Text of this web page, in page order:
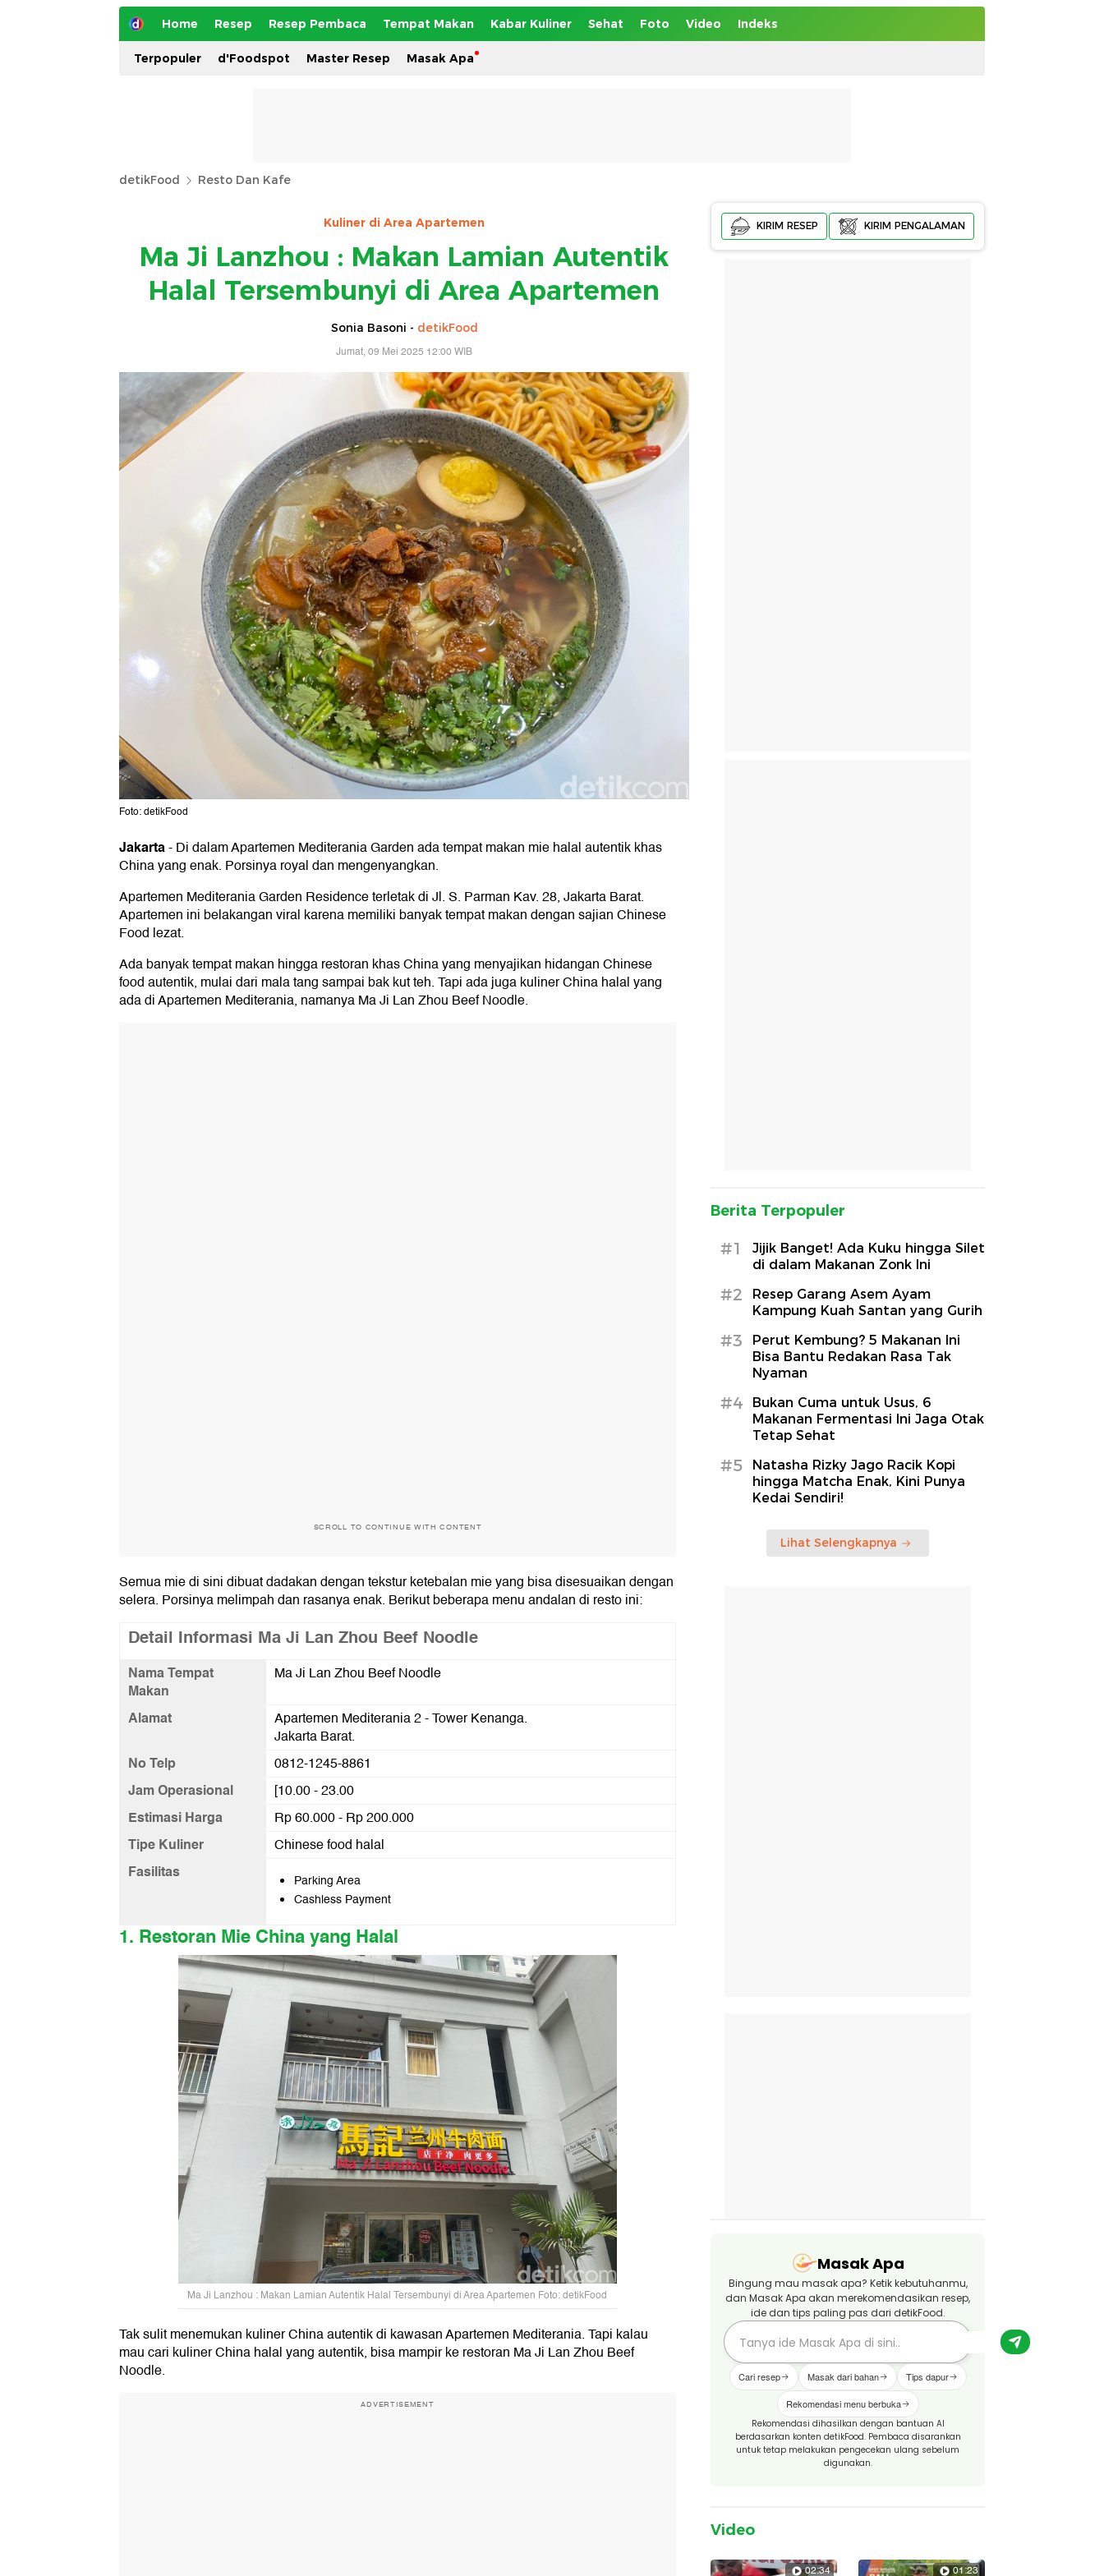
Home Resep Resep Pembaca Tempat Makan Kabar Kuliner Sehat Foto Video Indeks
Terpopuler d'Foodspot Master Resep Masak Apa
detikFood Resto Dan Kafe
Kuliner di Area Apartemen
Ma Ji Lanzhou : Makan Lamian Autentik
Halal Tersembunyi di Area Apartemen
Sonia Basoni - detikFood
Jumat, 09 Mei 2025 12:00 WIB
Foto: detikFood
Jakarta-Di dalam Apartemen Mediterania Garden ada tempat makan mie halal autentik khas
China yang enak. Porsinya royal dan mengenyangkan.
Apartemen Mediterania Garden Residence terletak di Jl. S. Parman Kav. 28, Jakarta Barat.
Apartemen ini belakangan viral karena memiliki banyak tempat makan dengan sajian Chinese
Food lezat.
Ada banyak tempat makan hingga restoran khas China yang menyajikan hidangan Chinese
food autentik, mulai dari mala tang sampai bak kut teh. Tapi ada juga kuliner China halal yang
ada di Apartemen Mediterania, namanya Ma Ji Lan Zhou Beef Noodle.
SCROLL TO CONTINUE WITH CONTENT
Semua mie di sini dibuat dadakan dengan tekstur ketebalan mie yang bisa disesuaikan dengan
selera. Porsinya melimpah dan rasanya enak. Berikut beberapa menu andalan di resto ini:
Detail Informasi Ma Ji Lan Zhou Beef Noodle
Nama Tempat
Makan
Ma Ji Lan Zhou Beef Noodle
Alamat
Apartemen Mediterania 2 - Tower Kenanga.
Jakarta Barat.
No Telp 0812-1245-8861
Jam Operasional [10.00 - 23.00
Estimasi Harga Rp 60.000 - Rp 200.000
Tipe Kuliner Chinese food halal
Fasilitas
Parking Area
Cashless Payment
1. Restoran Mie China yang Halal
Ma Ji Lanzhou : Makan Lamian Autentik Halal Tersembunyi di Area Apartemen Foto: detikFood
Tak sulit menemukan kuliner China autentik di kawasan Apartemen Mediterania. Tapi kalau
mau cari kuliner China halal yang autentik, bisa mampir ke restoran Ma Ji Lan Zhou Beef
Noodle.
ADVERTISEMENT
KIRIM RESEP KIRIM PENGALAMAN
Berita Terpopuler
#1
Jijik Banget! Ada Kuku hingga Silet
di dalam Makanan Zonk Ini
#2
Resep Garang Asem Ayam
Kampung Kuah Santan yang Gurih
#3
Perut Kembung? 5 Makanan Ini
Bisa Bantu Redakan Rasa Tak
Nyaman
#4
Bukan Cuma untuk Usus, 6
Makanan Fermentasi Ini Jaga Otak
Tetap Sehat
#5
Natasha Rizky Jago Racik Kopi
hingga Matcha Enak, Kini Punya
Kedai Sendiri!
Lihat Selengkapnya
Masak Apa
Bingung mau masak apa? Ketik kebutuhanmu,
dan Masak Apa akan merekomendasikan resep,
ide dan tips paling pas dari detikFood.
Cari resep Masak dari bahan Tips dapur
Rekomendasi menu berbuka
Rekomendasi dihasilkan dengan bantuan AI
berdasarkan konten detikFood. Pembaca disarankan
untuk tetap melakukan pengecekan ulang sebelum
digunakan.
Video
02:34 01:23